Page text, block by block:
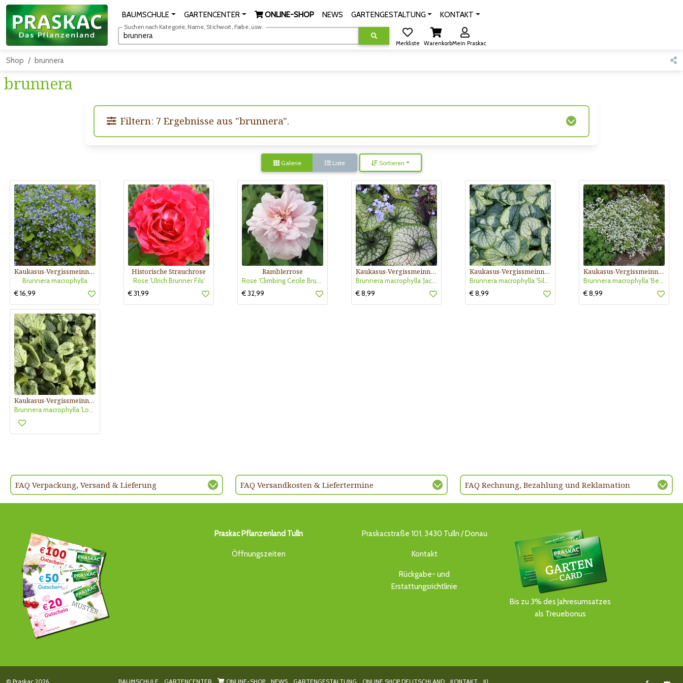
BAUMSCHULE GARTENCENTER ONLINE-SHOP NEWS GARTENGESTALTUNG KONTAKT
Suchen nach Kategorie, Name, Stichwort, Farbe, usw.
Merkliste WarenkorbMein Praskac
Shop brunnera
brunnera
Filtern: 7 Ergebnisse aus "brunnera".
Galerie Liste Sortieren
Kaukasus-Vergissmeinnicht
Brunnera macrophylla
€ 16,99
Historische Strauchrose
Rose 'Ulrich Brunner Fils'
€ 31,99
Ramblerrose
Rose 'Climbing Cecile Brunner'
€ 32,99
Kaukasus-Vergissmeinnicht
Brunnera macrophylla 'Jack Frost'
€ 8,99
Kaukasus-Vergissmeinnicht
Brunnera macrophylla 'Silver Heart'
€ 8,99
Kaukasus-Vergissmeinnicht
Brunnera macrophylla 'Betty Bowring'
€ 8,99
Kaukasus-Vergissmeinnicht
Brunnera macrophylla 'Looking Glass'
FAQ Verpackung, Versand & Lieferung FAQ Versandkosten & Liefertermine FAQ Rechnung, Bezahlung und Reklamation
Praskac Pflanzenland Tulln
Öffnungszeiten
Praskacstraße 101, 3430 Tulln / Donau
Kontakt
Rückgabe- und
Erstattungsrichtlinie
Bis zu 3% des Jahresumsatzes
als Treuebonus
© Praskac 2026 BAUMSCHULE GARTENCENTER ONLINE-SHOP NEWS GARTENGESTALTUNG ONLINE SHOP DEUTSCHLAND KONTAKT KI